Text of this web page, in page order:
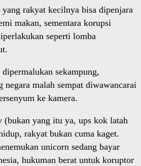
rakyat kecilnya bisa dipenjara
makan, sementara korupsi
seperti lomba
sekampung,
negara malah sempat diwawancarai
ke kamera.
(bukan yang itu ya, ups kok latah
rakyat bukan cuma kaget.
unicorn sedang bayar
hukuman berat untuk koruptor